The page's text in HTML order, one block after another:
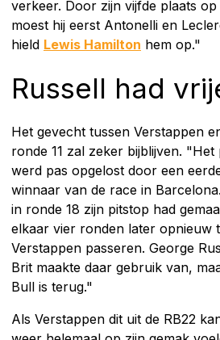
verkeer. Door zijn vijfde plaats
moest hij eerst Antonelli en
hield Lewis Hamilton hem op."
Russell had
Het gevecht tussen Verstappen
ronde 11 zal zeker bijblijven.
werd pas opgelost door een
winnaar van de race in
in ronde 18 zijn pitstop had
elkaar vier ronden later opnieuw
Verstappen passeren. George
Brit maakte daar gebruik van,
Bull is terug."
Als Verstappen dit uit de RB22